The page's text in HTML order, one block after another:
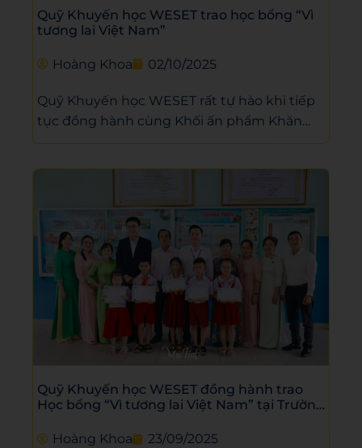
Quỹ Khuyến học WESET trao học bổng “Vì
tương lai Việt Nam”
Hoàng Khoa 02/10/2025
Quỹ Khuyến học WESET rất tự hào khi tiếp
tục đồng hành cùng Khối ấn phẩm Khăn
Quàng Đỏ (Báo Tuổi Trẻ) trong chương trình
Quỹ Khuyến học WESET đồng hành trao
Học bổng “Vì tương lai Việt Nam” tại Trường
Hoàng Khoa
23/09/2025